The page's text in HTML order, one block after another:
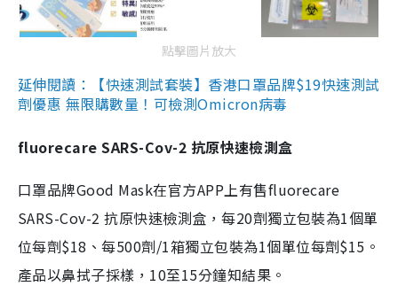
點擊圖片放大
延伸閱讀：【快速測試套裝】香港口罩品牌$19快速測試
劑優惠 無限購數量！可檢測Omicron病毒
fluorecare SARS-Cov-2 抗原快速檢測盒
口罩品牌Good Mask在官方APP上有售fluorecare
SARS-Cov-2 抗原快速檢測盒，每20劑獨立包裝為1個單
位每劑$18、每500劑/1箱獨立包裝為1個單位每劑$15。
產品以鼻拭子採樣，10至15分鐘知結果。